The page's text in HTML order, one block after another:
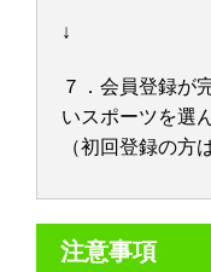
↓
７．会員登録が
いスポーツを選
（初回登録の方
注意事項